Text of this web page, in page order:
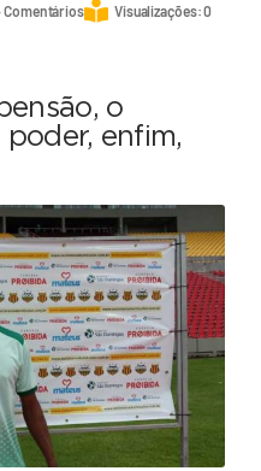
Comentários Visualizações: 0
o
enfim,